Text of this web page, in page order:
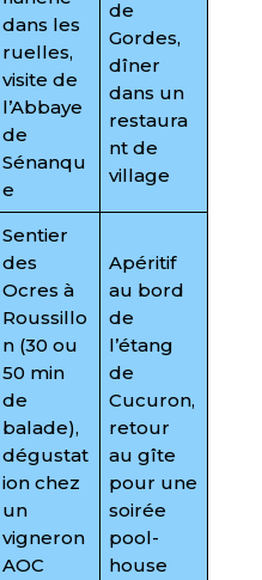
dans les
ruelles,
visite de
l’Abbaye
de
Sénanqu
e
de
Gordes,
dîner
dans un
restaura
nt de
village
Sentier
des
Ocres à
Roussillo
n (30 ou
50 min
de
balade),
dégustat
ion chez
un
vigneron
AOC
Apéritif
au bord
de
l’étang
de
Cucuron,
retour
au gîte
pour une
soirée
pool-
house